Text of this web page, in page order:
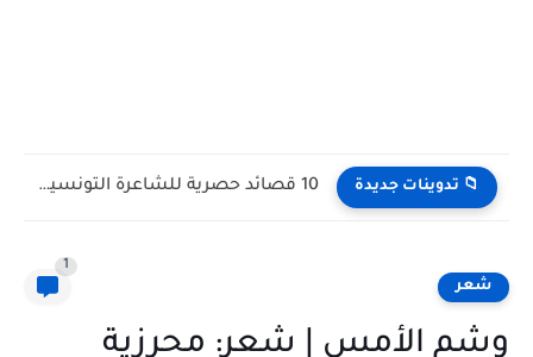
📁 تدوينات جديدة 10 قصائد حصرية للشاعرة التونسية أميرة فهري
شعر
1
وشم الأمس | شعر: محرزية